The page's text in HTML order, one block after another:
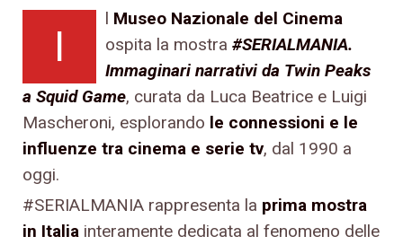
I
l Museo Nazionale del Cinema
ospita la mostra #SERIALMANIA.
Immaginari narrativi da Twin Peaks
a Squid Game, curata da Luca Beatrice e Luigi
Mascheroni, esplorando le connessioni e le
influenze tra cinema e serie tv, dal 1990 a
oggi.
#SERIALMANIA rappresenta la prima mostra
in Italia interamente dedicata al fenomeno delle